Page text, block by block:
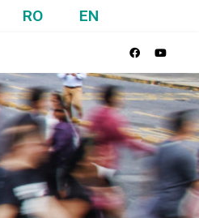
RO EN